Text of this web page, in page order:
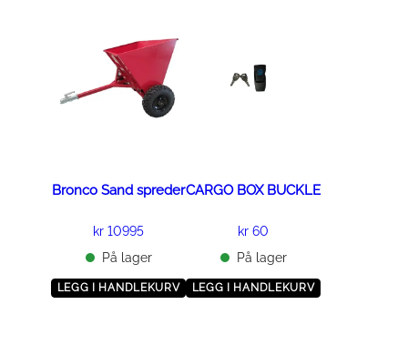
Bronco Sand spreder
kr 10995
På lager
LEGG I HANDLEKURV
CARGO BOX BUCKLE
kr 60
På lager
LEGG I HANDLEKURV